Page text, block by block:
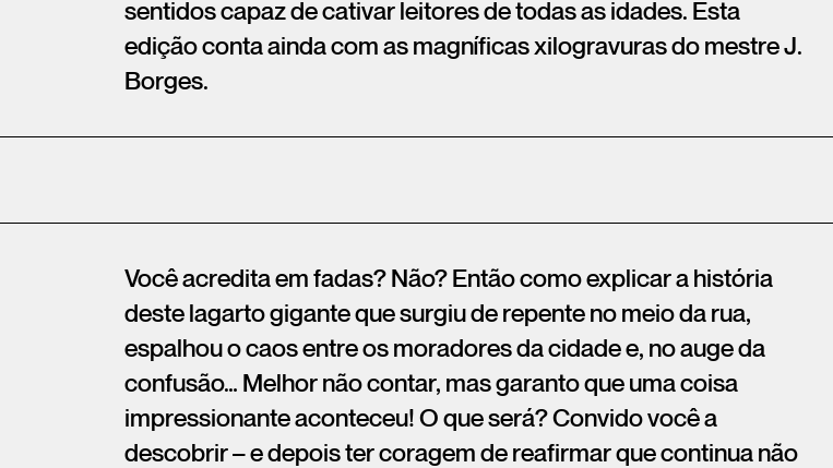
sentidos capaz de cativar leitores de todas as idades. Esta
edição conta ainda com as magníficas xilogravuras do mestre J.
Borges.
Você acredita em fadas? Não? Então como explicar a história
deste lagarto gigante que surgiu de repente no meio da rua,
espalhou o caos entre os moradores da cidade e, no auge da
confusão… Melhor não contar, mas garanto que uma coisa
impressionante aconteceu! O que será? Convido você a
descobrir – e depois ter coragem de reafirmar que continua não